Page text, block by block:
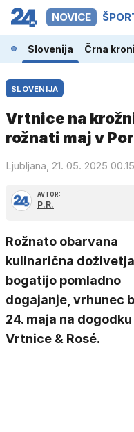
NOVICE
Slovenija Črna
SLOVENIJA
Vrtnice na
rožnati maj v
Ljubljana, 21. 05. 2025 00.15
AVTOR:
P.R.
Rožnato obarvana
kulinarična doživetja
bogatijo pomladno
dogajanje, vrhunec
24. maja na dogodku
Vrtnice & Rosé.